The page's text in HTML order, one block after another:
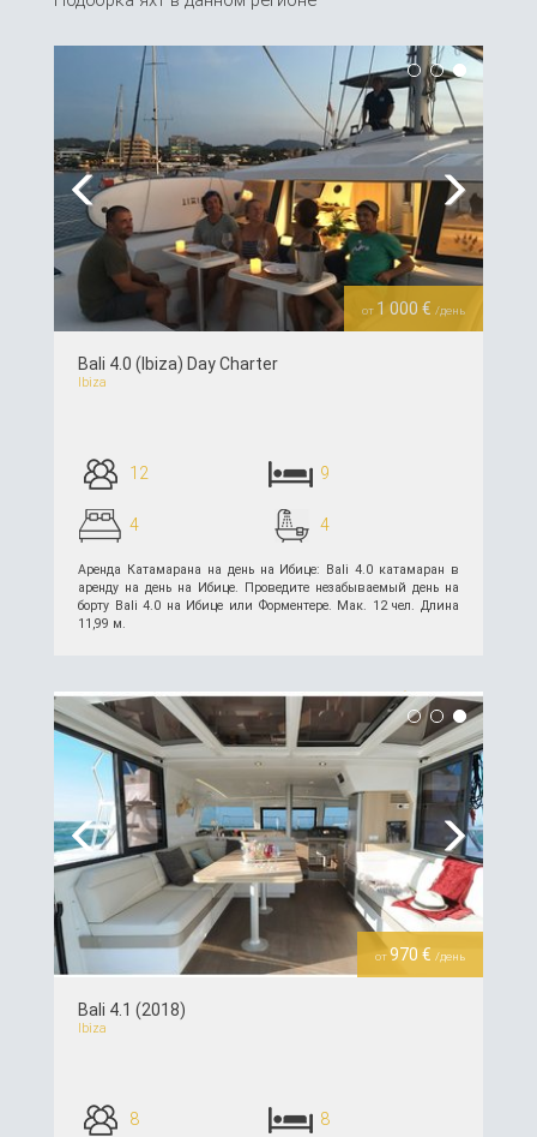
Previous Next
от 1 000 € /день
Bali 4.0 (Ibiza) Day Charter
Ibiza
12 9
4 4
Аренда Катамарана на день на Ибице: Bali 4.0 катамаран в
аренду на день на Ибице. Проведите незабываемый день на
борту Bali 4.0 на Ибице или Форментере. Мак. 12 чел. Длина
11,99 м.
подробнее >>
Previous Next
от970 € /день
Bali 4.1 (2018)
Ibiza
8 8